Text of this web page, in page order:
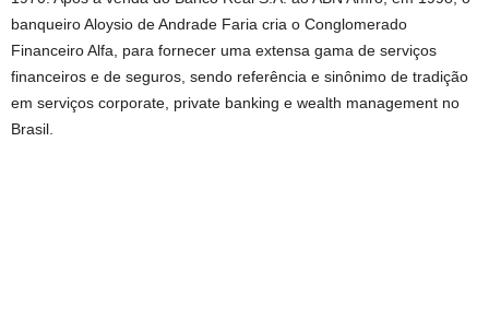
banqueiro Aloysio de Andrade Faria cria o Conglomerado
Financeiro Alfa, para fornecer uma extensa gama de serviços
financeiros e de seguros, sendo referência e sinônimo de tradição
em serviços corporate, private banking e wealth management no
Brasil.